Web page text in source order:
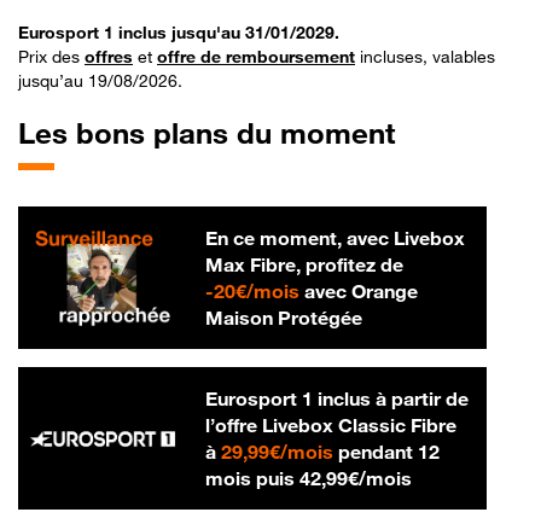
Eurosport 1 inclus jusqu'au 31/01/2029.
Prix des offres et offre de remboursement incluses, valables
jusqu’au 19/08/2026.
Les bons plans du moment
En ce moment, avec Livebox
Max Fibre, profitez de
-20€/mois20 € par mois
avec Orange
Maison Protégée
Eurosport 1 inclus à partir de
l’offre Livebox Classic Fibre
à 29,99€/mois29,99 € par mois
pendant 12
mois puis 42,99€/mois42,99 € par